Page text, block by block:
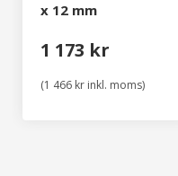
x 12 mm
1 173 kr
(1 466 kr inkl. moms)